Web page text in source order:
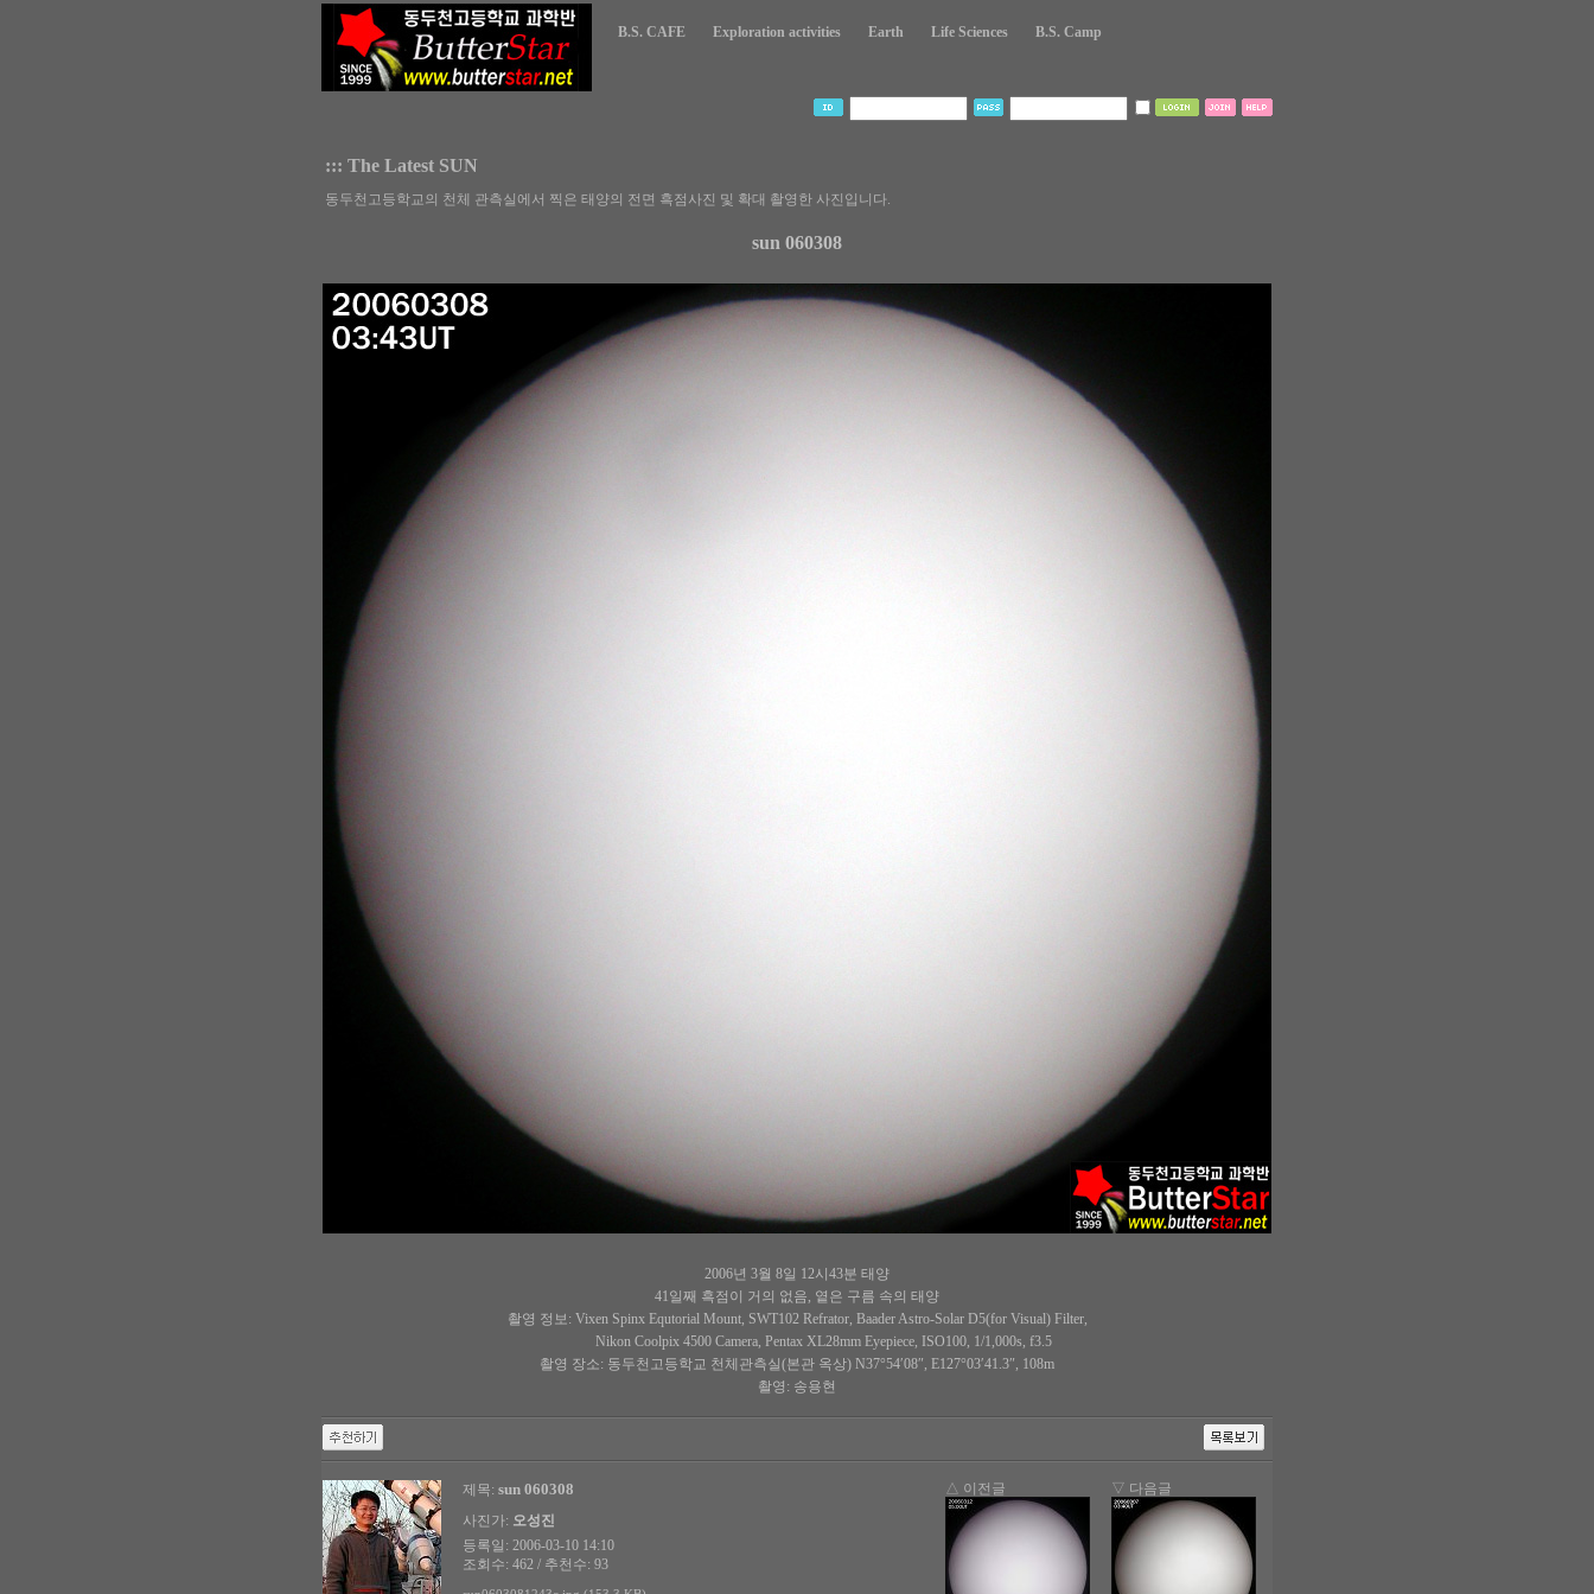
B.S. CAFE Exploration activities Earth Life Sciences B.S. Camp
::: The Latest SUN
동두천고등학교의 천체 관측실에서 찍은 태양의 전면 흑점사진 및 확대 촬영한 사진입니다.
sun 060308
2006년 3월 8일 12시43분 태양
41일째 흑점이 거의 없음, 옅은 구름 속의 태양
촬영 정보: Vixen Spinx Equtorial Mount, SWT102 Refrator, Baader Astro-Solar D5(for Visual) Filter,
Nikon Coolpix 4500 Camera, Pentax XL28mm Eyepiece, ISO100, 1/1,000s, f3.5
촬영 장소: 동두천고등학교 천체관측실(본관 옥상) N37°54′08″, E127°03′41.3″, 108m
촬영: 송용현
제목: sun 060308
사진가: 오성진
등록일: 2006-03-10 14:10
조회수: 462 / 추천수: 93
△ 이전글 ▽ 다음글